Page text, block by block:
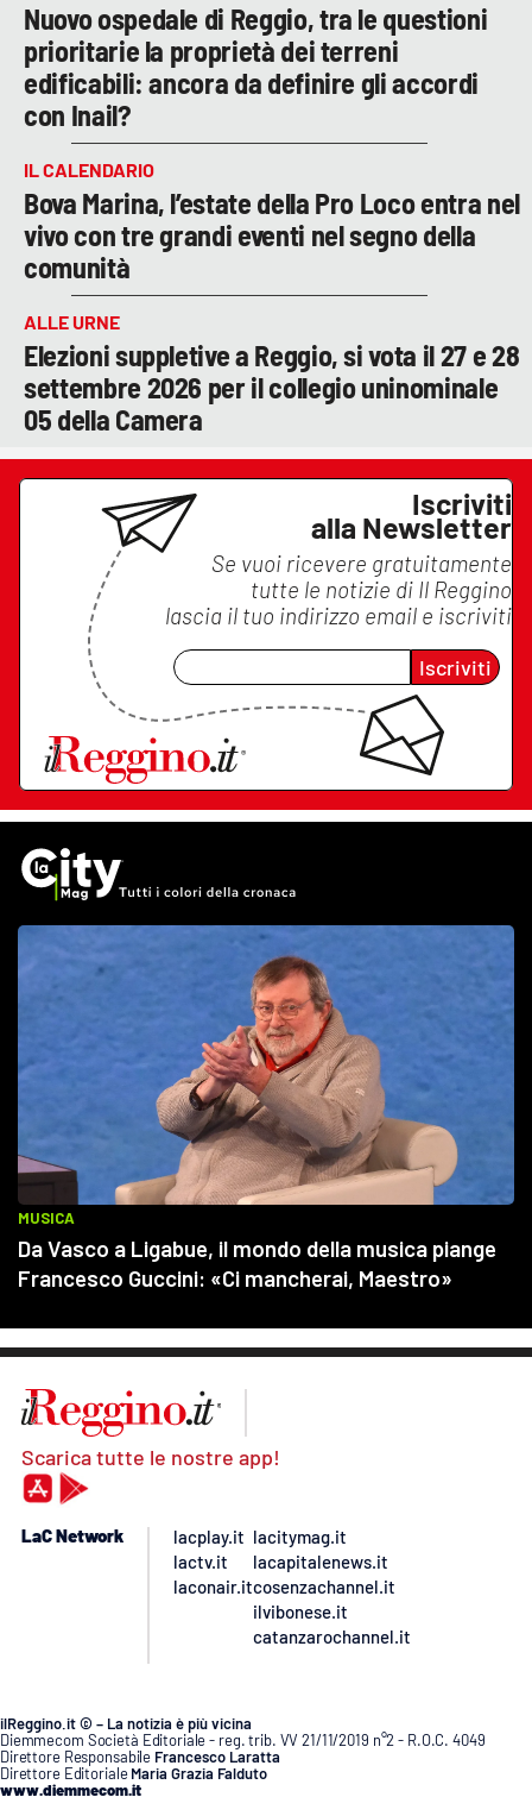
Nuovo ospedale di Reggio, tra le questioni
prioritarie la proprietà dei terreni
edificabili: ancora da definire gli accordi
con Inail?
IL CALENDARIO
Bova Marina, l’estate della Pro Loco entra nel
vivo con tre grandi eventi nel segno della
comunità
ALLE URNE
Elezioni suppletive a Reggio, si vota il 27 e 28
settembre 2026 per il collegio uninominale
05 della Camera
Iscriviti
alla Newsletter
Se vuoi ricevere gratuitamente
tutte le notizie di Il Reggino
lascia il tuo indirizzo email e iscriviti
Iscriviti
Scarica tutte le nostre app!
LaC Network
lacplay.it
lactv.it
laconair.it
lacitymag.it
lacapitalenews.it
cosenzachannel.it
ilvibonese.it
catanzarochannel.it
ilReggino.it © – La notizia è più vicina
Diemmecom Società Editoriale - reg. trib. VV 21/11/2019 n°2 - R.O.C. 4049
Direttore Responsabile Francesco Laratta
Direttore Editoriale Maria Grazia Falduto
www.diemmecom.it